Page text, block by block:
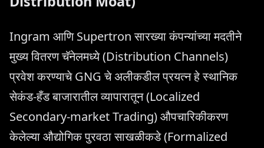
Ingram आणि Supertron सारख्या कंपन्यांच्या मदतीने
मुख्य वितरण चॅनेलमध्ये (Distribution Channels)
प्रवेश करण्याचे GNG चे अलीकडील प्रयत्न हे स्थानिक
सेकंड-हँड बाजारातील व्यापारातून (Localized
Secondary-market Trading) औपचारिकीकरण
केलेल्या औद्योगिक पुरवठा साखळीकडे (Formalized